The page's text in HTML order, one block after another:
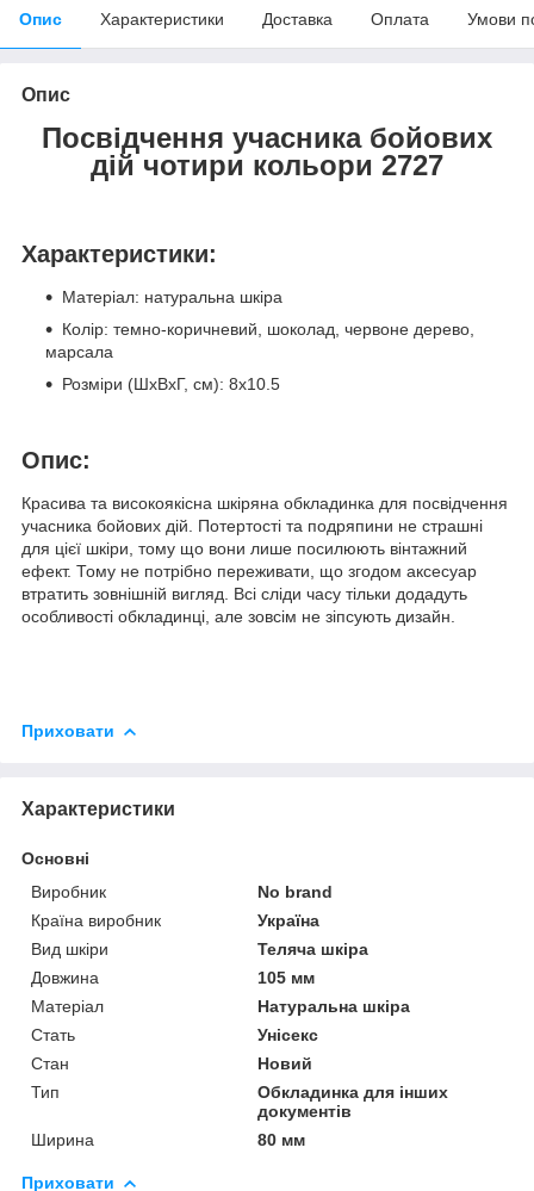
Опис Характеристики Доставка Оплата Умови
Опис
Посвідчення учасника бойових
дій чотири кольори 2727
Характеристики:
Матеріал: натуральна шкіра
Колір: темно-коричневий, шоколад, червоне дерево,
марсала
Розміри (ШхВхГ, см): 8х10.5
Опис:
Красива та високоякісна шкіряна обкладинка для посвідчення
учасника бойових дій. Потертості та подряпини не страшні
для цієї шкіри, тому що вони лише посилюють вінтажний
ефект. Тому не потрібно переживати, що згодом аксесуар
втратить зовнішній вигляд. Всі сліди часу тільки додадуть
особливості обкладинці, але зовсім не зіпсують дизайн.
Приховати
Характеристики
Основні
Виробник
No brand
Країна виробник
Україна
Вид шкіри
Теляча шкіра
Довжина
105 мм
Матеріал
Натуральна шкіра
Стать
Унісекс
Стан
Новий
Тип
Обкладинка для інших
документів
Ширина
80 мм
Приховати